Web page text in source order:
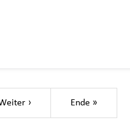
›Pagina successiva
Ende »Ultima